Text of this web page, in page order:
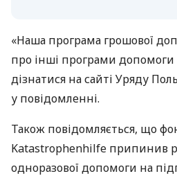
«Наша програма грошової
про інші програми
дізнатися на сайті Уряду
у повідомленні.
Також повідомляється, що
Katastrophenhilfe припинив
одноразової допомоги на